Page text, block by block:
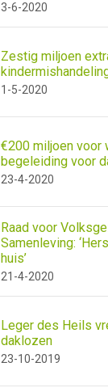
3-6-2020
Zestig miljoen
1-5-2020
€200 miljoen voor
begeleiding voor
23-4-2020
Raad voor
Samenleving:
huis’
21-4-2020
Leger des Heils
daklozen
23-10-2019